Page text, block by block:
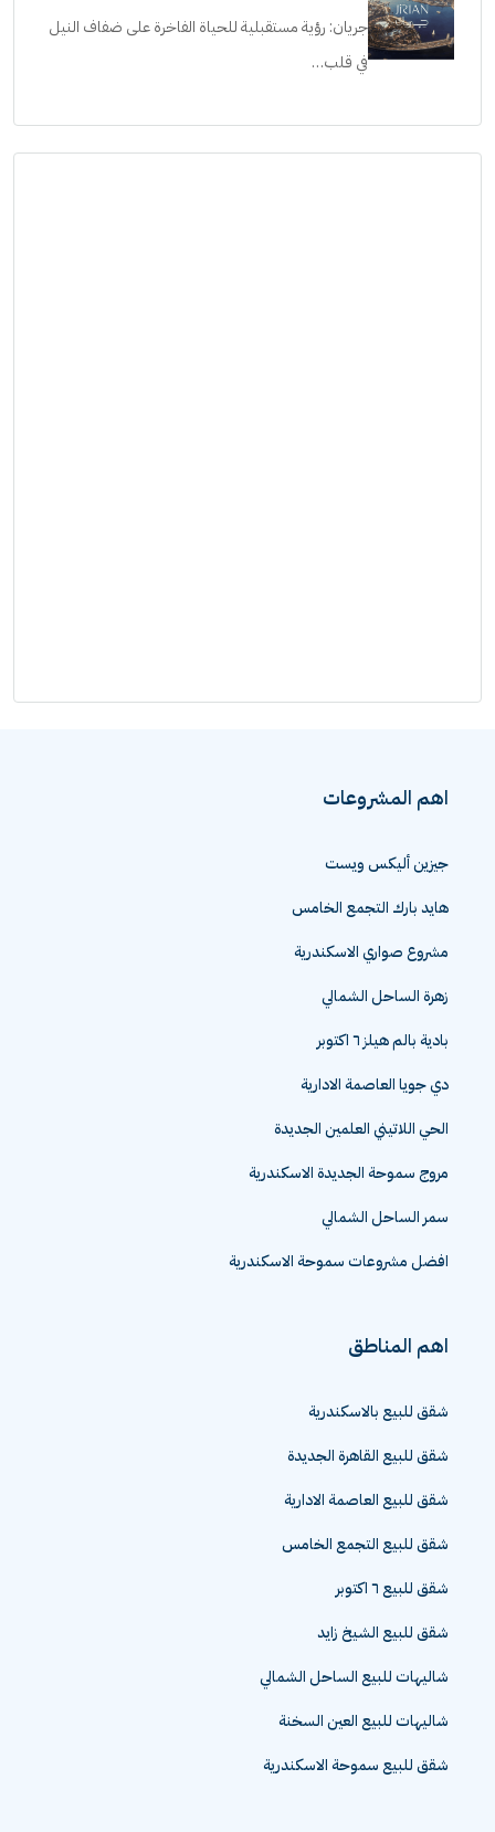
جريان: رؤية مستقبلية للحياة الفاخرة على ضفاف النيل
في قلب…
اهم المشروعات
جيزين أليكس ويست
هايد بارك التجمع الخامس
مشروع صواري الاسكندرية
زهرة الساحل الشمالي
بادية بالم هيلز ٦ اكتوبر
دي جويا العاصمة الادارية
الحي اللاتيني العلمين الجديدة
مروج سموحة الجديدة الاسكندرية
سمر الساحل الشمالي
افضل مشروعات سموحة الاسكندرية
اهم المناطق
شقق للبيع بالاسكندرية
شقق للبيع القاهرة الجديدة
شقق للبيع العاصمة الادارية
شقق للبيع التجمع الخامس
شقق للبيع ٦ اكتوبر
شقق للبيع الشيخ زايد
شاليهات للبيع الساحل الشمالي
شاليهات للبيع العين السخنة
شقق للبيع سموحة الاسكندرية